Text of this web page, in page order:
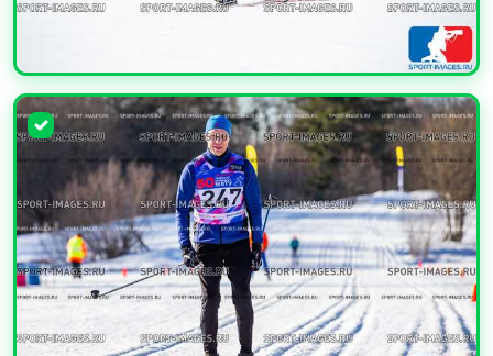
УВЕЛИЧИТЬ